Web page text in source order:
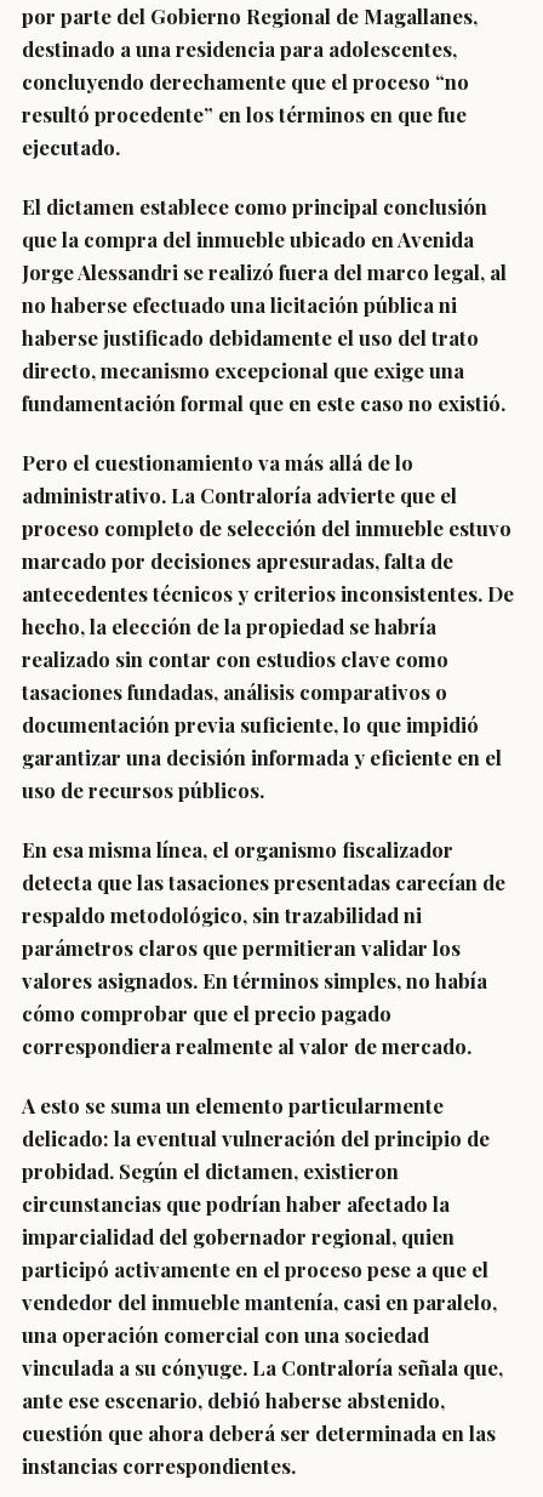
por parte del Gobierno Regional de Magallanes,
destinado a una residencia para adolescentes,
concluyendo derechamente que el proceso “no
resultó procedente” en los términos en que fue
ejecutado.
El dictamen establece como principal conclusión
que la compra del inmueble ubicado en Avenida
Jorge Alessandri se realizó fuera del marco legal, al
no haberse efectuado una licitación pública ni
haberse justificado debidamente el uso del trato
directo, mecanismo excepcional que exige una
fundamentación formal que en este caso no existió.
Pero el cuestionamiento va más allá de lo
administrativo. La Contraloría advierte que el
proceso completo de selección del inmueble estuvo
marcado por decisiones apresuradas, falta de
antecedentes técnicos y criterios inconsistentes. De
hecho, la elección de la propiedad se habría
realizado sin contar con estudios clave como
tasaciones fundadas, análisis comparativos o
documentación previa suficiente, lo que impidió
garantizar una decisión informada y eficiente en el
uso de recursos públicos.
En esa misma línea, el organismo fiscalizador
detecta que las tasaciones presentadas carecían de
respaldo metodológico, sin trazabilidad ni
parámetros claros que permitieran validar los
valores asignados. En términos simples, no había
cómo comprobar que el precio pagado
correspondiera realmente al valor de mercado.
A esto se suma un elemento particularmente
delicado: la eventual vulneración del principio de
probidad. Según el dictamen, existieron
circunstancias que podrían haber afectado la
imparcialidad del gobernador regional, quien
participó activamente en el proceso pese a que el
vendedor del inmueble mantenía, casi en paralelo,
una operación comercial con una sociedad
vinculada a su cónyuge. La Contraloría señala que,
ante ese escenario, debió haberse abstenido,
cuestión que ahora deberá ser determinada en las
instancias correspondientes.